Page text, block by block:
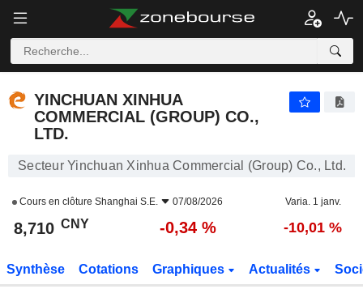
YINCHUAN XINHUA
COMMERCIAL (GROUP) CO.,
LTD.
Secteur Yinchuan Xinhua Commercial (Group) Co., Ltd.
Cours en clôture Shanghai S.E. 07/08/2026 Varia. 1 janv.
8,710 CNY -0,34 % -10,01 %
Synthèse Cotations Graphiques Actualités